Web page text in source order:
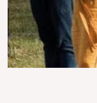
10 11
17 18
25